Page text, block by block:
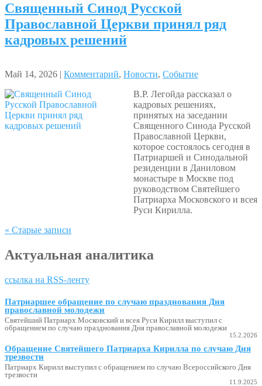
Священный Синод Русской
Православной Церкви принял ряд
кадровых решений
Май 14, 2026 | Комментарий, Новости, Событие
В.Р. Легойда рассказал о
кадровых решениях,
принятых на заседании
Священного Синода Русской
Православной Церкви,
которое состоялось сегодня в
Патриаршей и Синодальной
резиденции в Даниловом
монастыре в Москве под
руководством Святейшего
Патриарха Московского и всея
Руси Кирилла.
« Старые записи
Актуальная аналитика
ссылка на RSS-ленту
Патриаршее обращение по случаю празднования Дня
православной молодежи
Святейший Патриарх Московский и всея Руси Кирилл выступил с
обращением по случаю празднования Дня православной молодежи
15.2.2026
Обращение Святейшего Патриарха Кирилла по случаю Дня
трезвости
Патриарх Кирилл выступил с обращением по случаю Всероссийского Дня
трезвости
11.9.2025